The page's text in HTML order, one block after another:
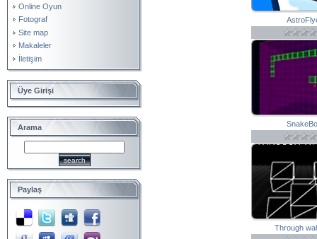
Online Oyun
Fotograf
Site map
Makaleler
İletişim
Üye Girişi
Arama
Paylaş
Through